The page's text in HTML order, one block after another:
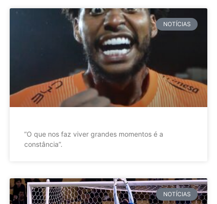
NOTÍCIAS
”O que nos faz viver grandes momentos é a
constância”.
NOTÍCIAS